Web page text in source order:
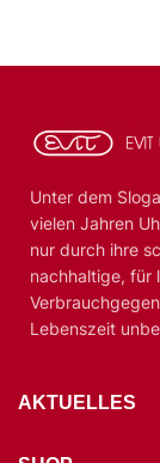
Unter dem
vielen Jahren
nur durch ihre
nachhaltige, für
Lebenszeit
AKTUELLES